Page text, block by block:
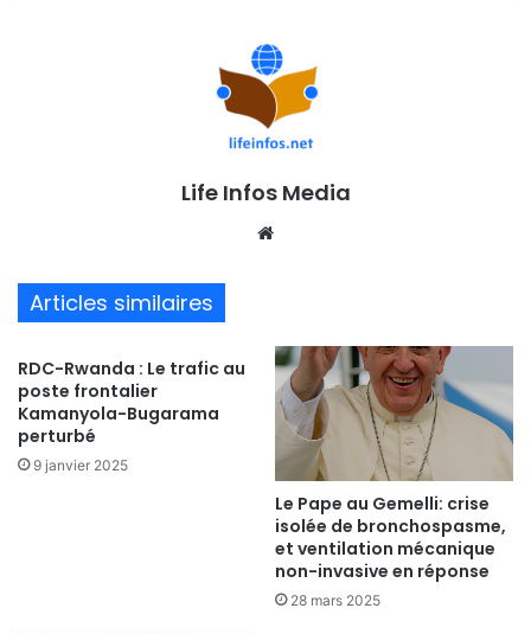
Life Infos Media
Articles similaires
RDC-Rwanda : Le trafic au
poste frontalier
Kamanyola-Bugarama
perturbé
9 janvier 2025
Le Pape au Gemelli: crise
isolée de bronchospasme,
et ventilation mécanique
non-invasive en réponse
28 mars 2025